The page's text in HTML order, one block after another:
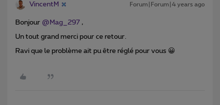
VincentM Forum|Forum|4 years ago
Bonjour @Mag_297 ,
Un tout grand merci pour ce retour.
Ravi que le problème ait pu être réglé pour vous 😀